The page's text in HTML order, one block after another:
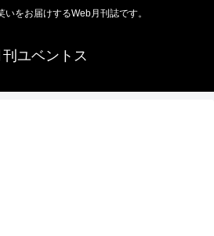
いをお届けするWeb月刊誌です。
刊ユベントス